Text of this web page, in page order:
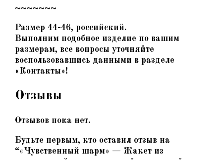
~~~~~~~
Размер 44-46, российский.
Выполним подобное изделие по вашим
размерам, все вопросы уточняйте
воспользовавшись данными в разделе
«Контакты»!
Отзывы
Отзывов пока нет.
Будьте первым, кто оставил отзыв на
“«Чувственный шарм» — Жакет из